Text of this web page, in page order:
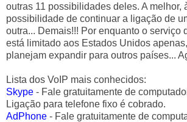
outras 11 possibilidades deles. A melhor,
possibilidade de continuar a ligação de
outra... Demais!!! Por enquanto o serviço
está limitado aos Estados Unidos
planejam expandir para outros países...
Lista dos VoIP mais conhecidos:
Skype - Fale gratuitamente de
Ligação para telefone fixo é cobrado.
AdPhone - Fale gratuitamente de